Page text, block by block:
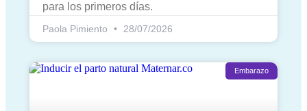
para los primeros días.
Paola Pimiento 28/07/2026
Embarazo